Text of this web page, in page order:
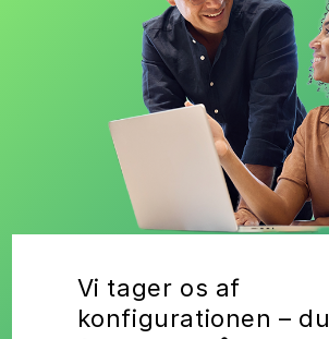
Vi tager os af
konfigurationen – du